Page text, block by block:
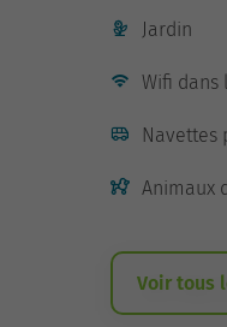
Jardin
Wifi dans
Navettes
Animaux
Voir tous